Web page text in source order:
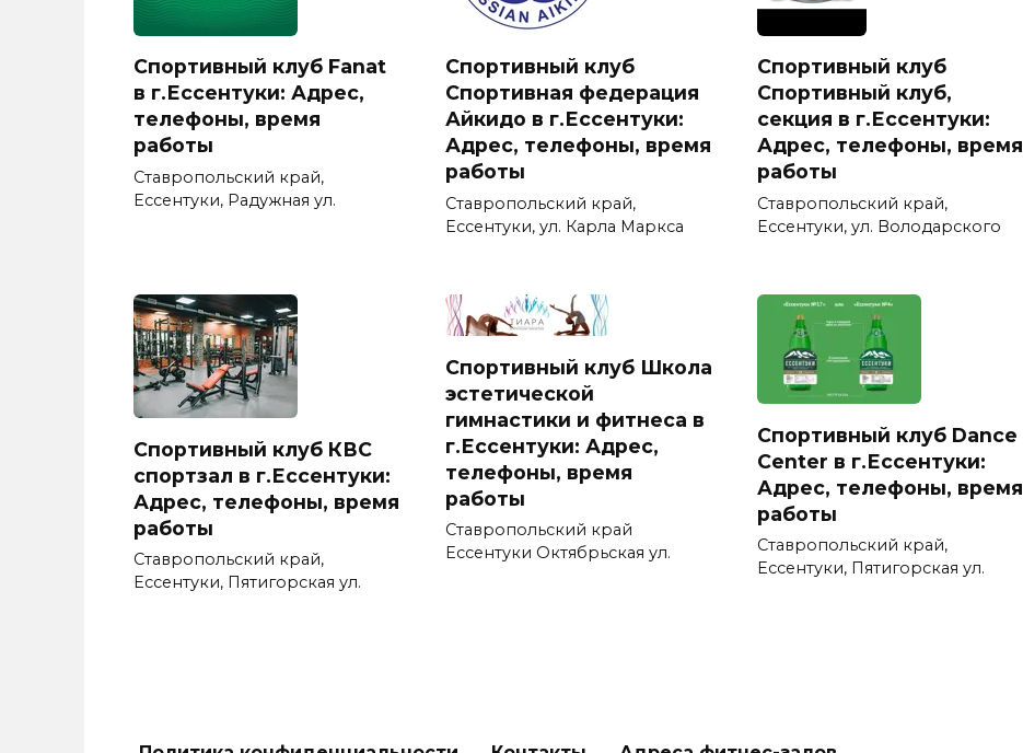
Спортивный клуб Fanat
в г.Ессентуки: Адрес,
телефоны, время
работы
Ставропольский край,
Ессентуки, Радужная ул.
Спортивный клуб
Спортивная федерация
Айкидо в г.Ессентуки:
Адрес, телефоны, время
работы
Ставропольский край,
Ессентуки, ул. Карла Маркса
Спортивный клуб
Спортивный клуб,
секция в г.Ессентуки:
Адрес, телефоны, время
работы
Ставропольский край,
Ессентуки, ул. Володарского
Спортивный клуб КВС
спортзал в г.Ессентуки:
Адрес, телефоны, время
работы
Ставропольский край,
Ессентуки, Пятигорская ул.
Спортивный клуб Школа
эстетической
гимнастики и фитнеса в
г.Ессентуки: Адрес,
телефоны, время
работы
Ставропольский край
Ессентуки Октябрьская ул.
Спортивный клуб Dance
Center в г.Ессентуки:
Адрес, телефоны, время
работы
Ставропольский край,
Ессентуки, Пятигорская ул.